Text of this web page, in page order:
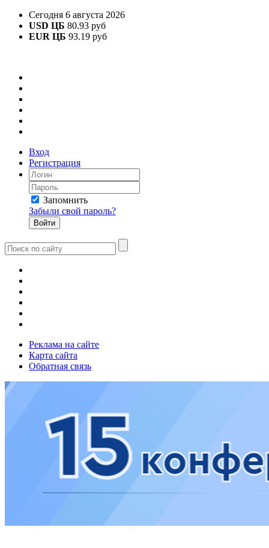
Сегодня 6 августа 2026
USD ЦБ 80.93 руб
EUR ЦБ 93.19 руб
Вход
Регистрация
Запомнить
Забыли свой пароль?
Реклама на сайте
Карта сайта
Обратная связь